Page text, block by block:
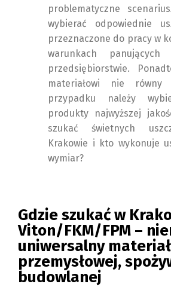
problematyczne
wybierać odpowiednie
przeznaczone do pracy w
warunkach
przedsiębiorstwie.
materiałowi nie
przypadku należy
produkty najwyższej
szukać świetnych
Krakowie i kto wykonuje
wymiar?
Gdzie szukać w
Viton/FKM/FPM –
uniwersalny
przemysłowej,
budowlanej